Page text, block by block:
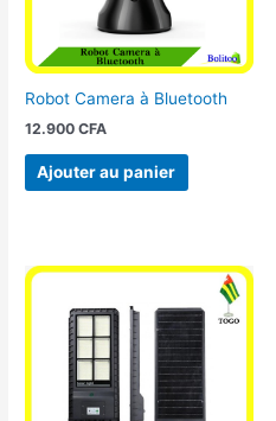
Robot Camera à Bluetooth
12.900CFA
Ajouter au panier